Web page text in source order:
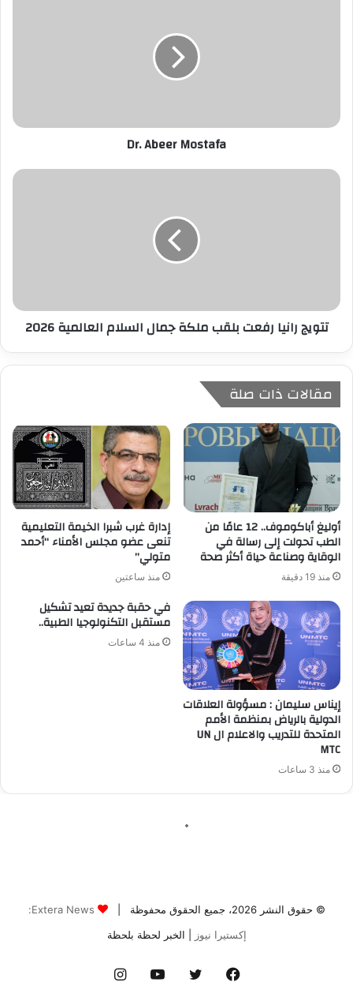
© حقوق النشر 2026، جميع الحقوق محفوظة |
Extera News:
إكستيرا نيوز
| الخبر لحظة بلحظة
فيسبوك تويتر يوتيوب